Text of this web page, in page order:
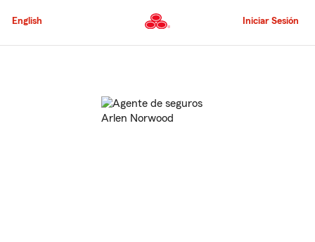
al
principal
English Iniciar Sesión